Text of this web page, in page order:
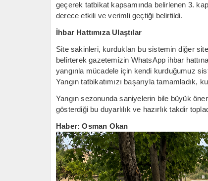
geçerek tatbikat kapsamında belirlenen 3.
derece etkili ve verimli geçtiği belirtildi.
İhbar Hattımıza Ulaştılar
​Site sakinleri, kurdukları bu sistemin diğer
belirterek gazetemizin WhatsApp ihbar
yangınla mücadele için kendi kurduğumuz
Yangın tatbikatımızı başarıyla
Yangın sezonunda saniyelerin bile büyük
gösterdiği bu duyarlılık ve hazırlık takdir
Haber: Osman Okan